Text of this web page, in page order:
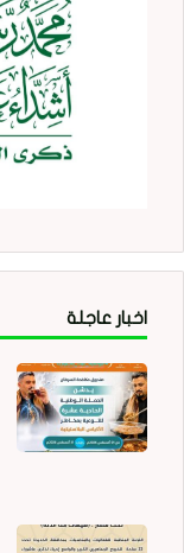
اخبار عاجلة